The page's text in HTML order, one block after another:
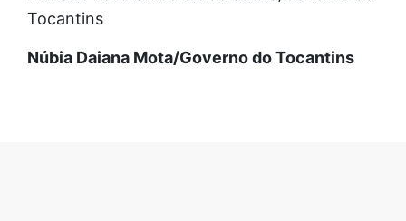
Tocantins
Núbia Daiana Mota/Governo do Tocantins